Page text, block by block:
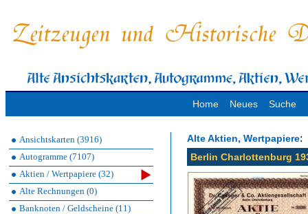
Home Neues Suche
Ansichtskarten (3916)
Autogramme (7107)
Aktien / Wertpapiere (32)
Alte Rechnungen (0)
Banknoten / Geldscheine (11)
Alte Aktien, Wertpapiere:
Berlin Charlottenburg